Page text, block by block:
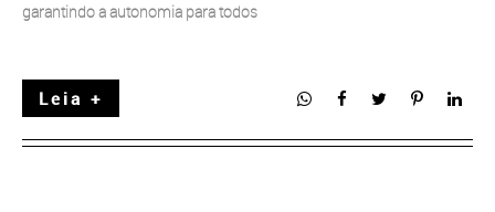
garantindo a autonomia para todos
Leia +